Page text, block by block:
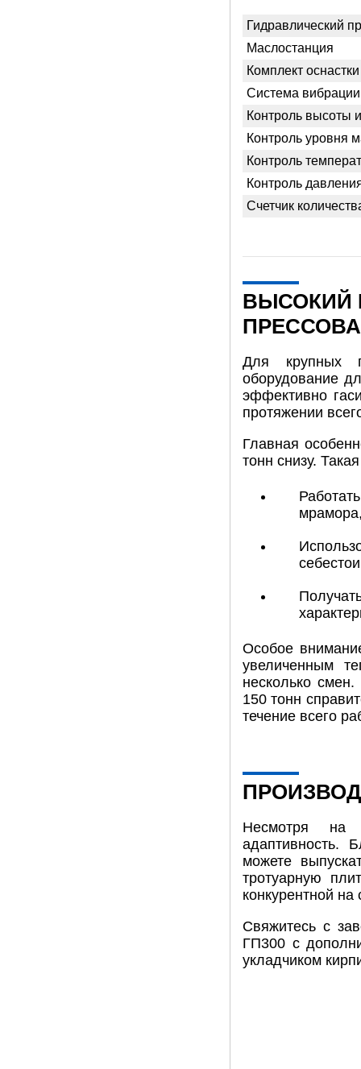
Гидравлический
Маслостанция
Комплект
Система
Контроль высоты
Контроль уровня
Контроль
Контроль
Счетчик
ВЫСОКИЙ
Для крупных
оборудование
эффективно
протяжении
Главная
тонн снизу.
Особое
увеличенным
несколько
150 тонн
течение всего
Несмотря на
адаптивность.
можете
тротуарную
конкурентной
Свяжитесь с
ГП300 с
укладчиком